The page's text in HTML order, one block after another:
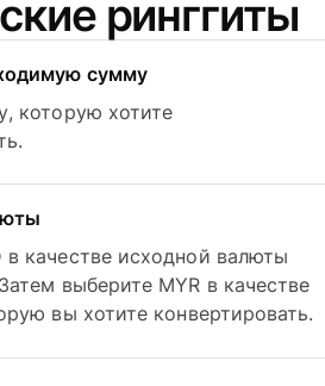
ринггиты
сумму
которую хотите
в качестве исходной валюты
выберите MYR в качестве
вы хотите конвертировать.